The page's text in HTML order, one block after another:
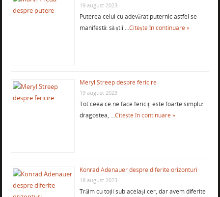
19 august 2023
Puterea celui cu adevărat puternic astfel se
manifestă: să știi …Citește în continuare »
Meryl Streep despre fericire
19 august 2023
Tot ceea ce ne face fericiţi este foarte simplu:
dragostea, …Citește în continuare »
Konrad Adenauer despre diferite orizonturi
18 august 2023
Trăim cu toții sub același cer, dar avem diferite